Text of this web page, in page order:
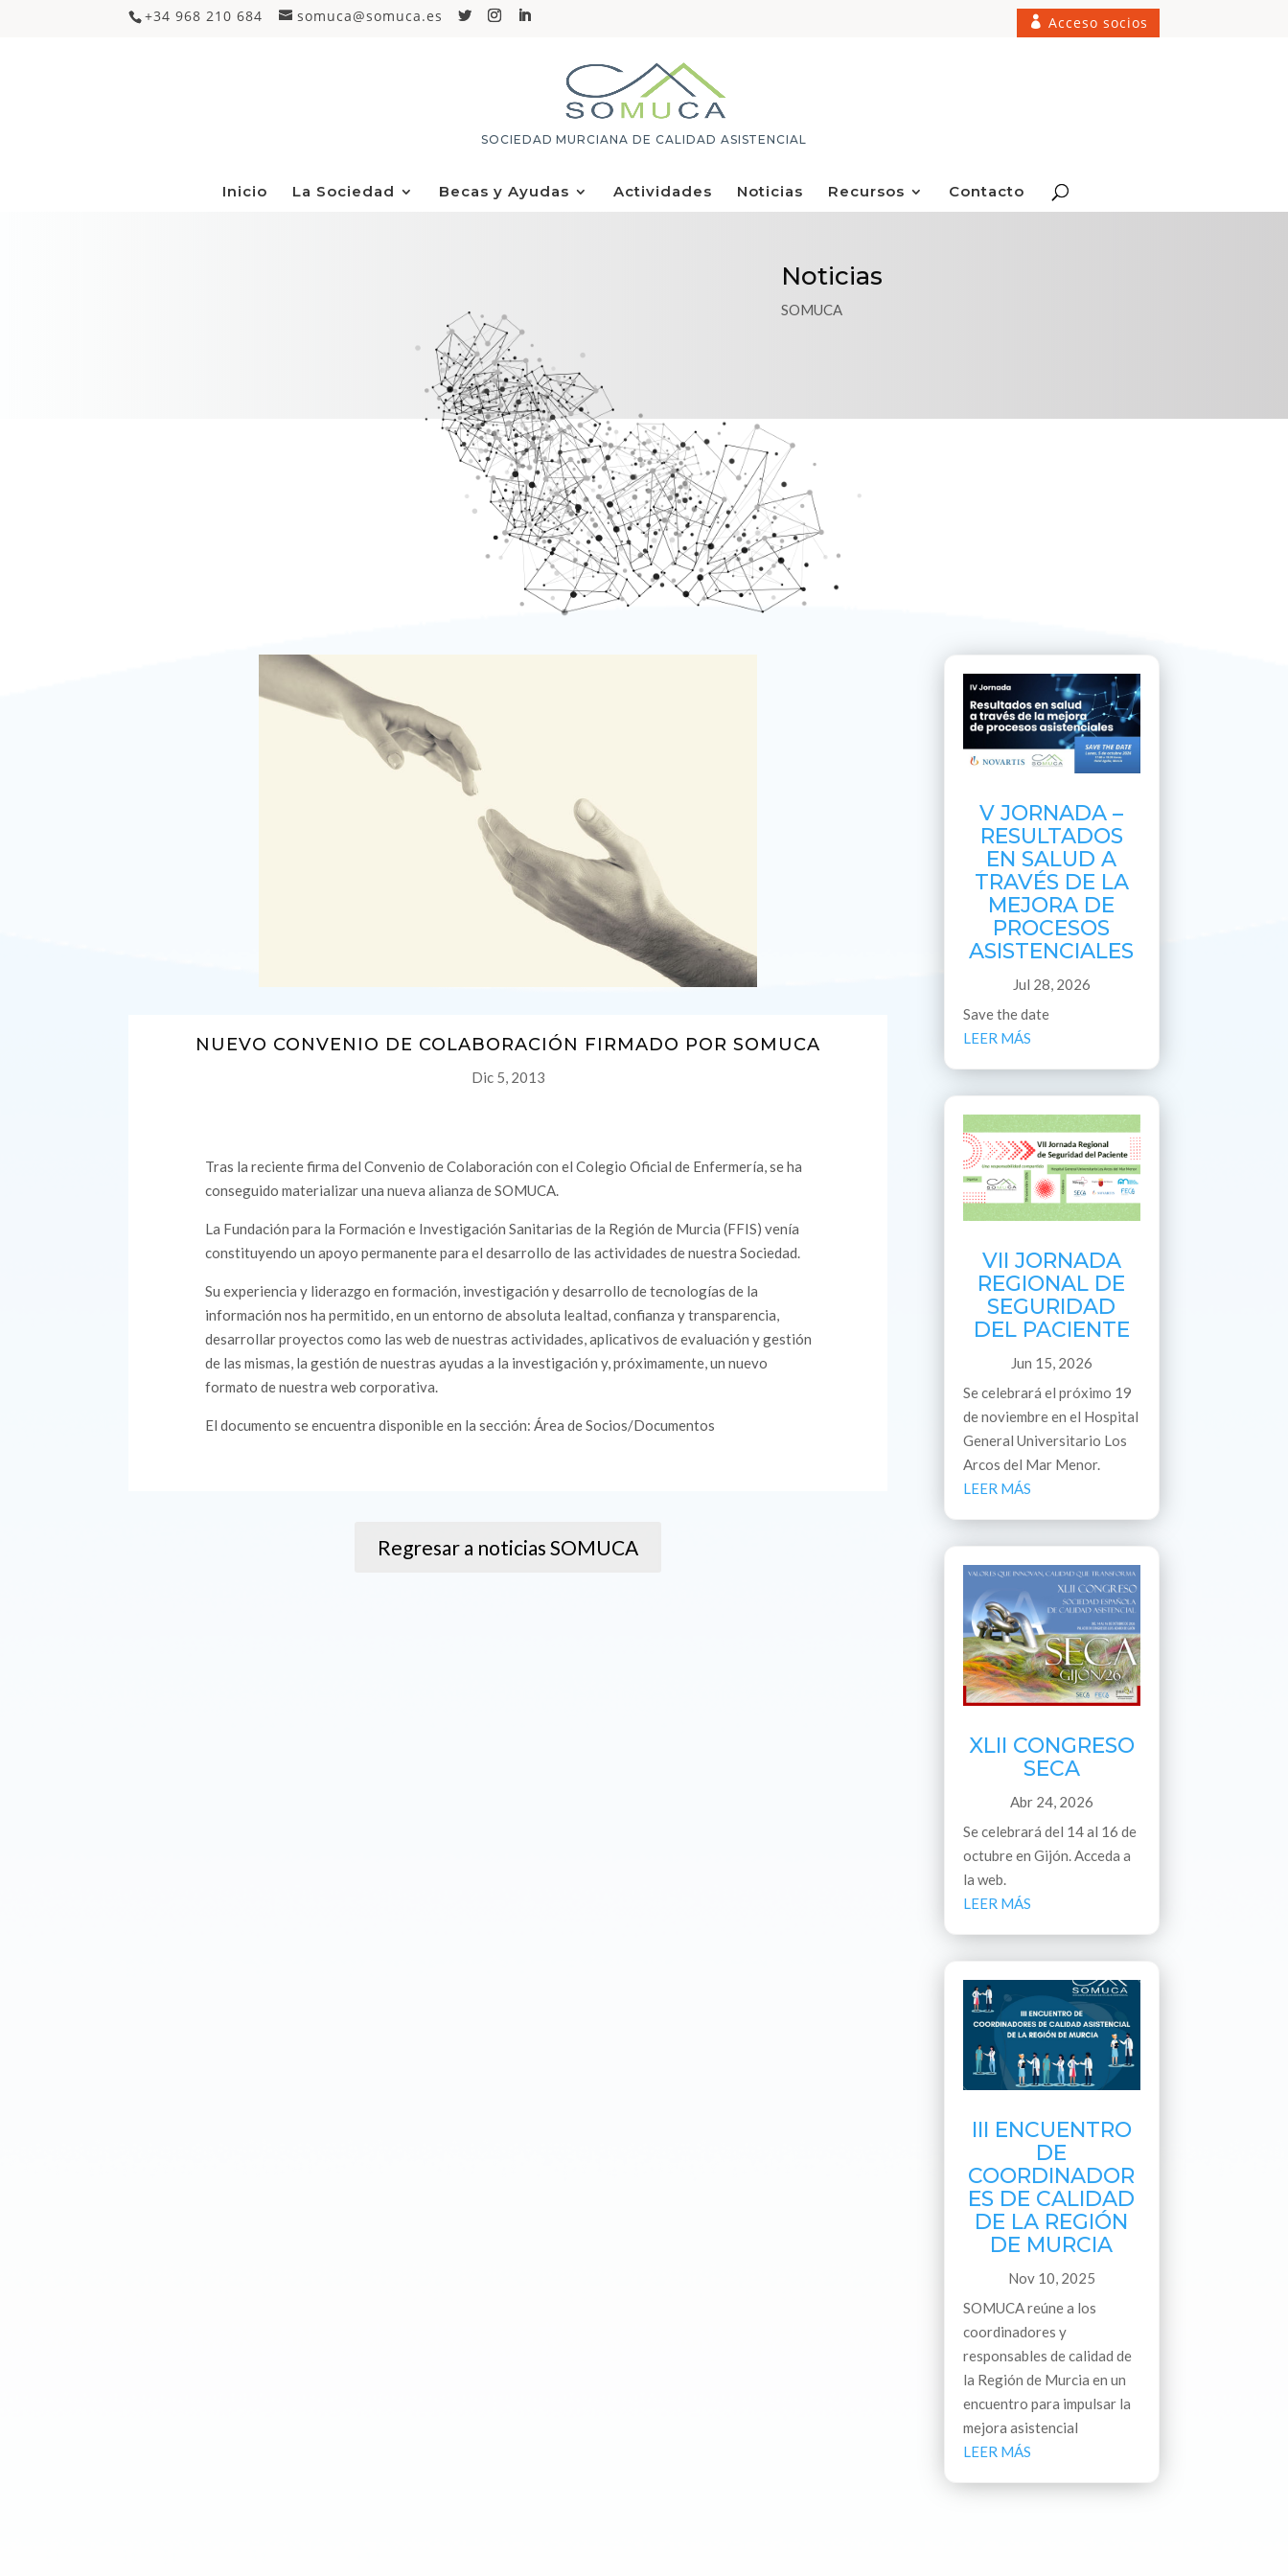
+34 968 210 684 somuca@somuca.es Acceso socios
SOCIEDAD MURCIANA DE CALIDAD ASISTENCIAL
Inicio La Sociedad Becas y Ayudas Actividades Noticias Recursos Contacto
Noticias
SOMUCA
NUEVO CONVENIO DE COLABORACIÓN FIRMADO POR SOMUCA
Dic 5, 2013
Tras la reciente firma del Convenio de Colaboración con el Colegio Oficial de Enfermería, se ha
conseguido materializar una nueva alianza de SOMUCA.
La Fundación para la Formación e Investigación Sanitarias de la Región de Murcia (FFIS) venía
constituyendo un apoyo permanente para el desarrollo de las actividades de nuestra Sociedad.
Su experiencia y liderazgo en formación, investigación y desarrollo de tecnologías de la
información nos ha permitido, en un entorno de absoluta lealtad, confianza y transparencia,
desarrollar proyectos como las web de nuestras actividades, aplicativos de evaluación y gestión
de las mismas, la gestión de nuestras ayudas a la investigación y, próximamente, un nuevo
formato de nuestra web corporativa.
El documento se encuentra disponible en la sección: Área de Socios/Documentos
Regresar a noticias SOMUCA
V JORNADA –
RESULTADOS
EN SALUD A
TRAVÉS DE LA
MEJORA DE
PROCESOS
ASISTENCIALES
Jul 28, 2026
Save the date
LEER MÁS
VII JORNADA
REGIONAL DE
SEGURIDAD
DEL PACIENTE
Jun 15, 2026
Se celebrará el próximo 19
de noviembre en el Hospital
General Universitario Los
Arcos del Mar Menor.
LEER MÁS
XLII CONGRESO
SECA
Abr 24, 2026
Se celebrará del 14 al 16 de
octubre en Gijón. Acceda a
la web.
LEER MÁS
III ENCUENTRO
DE
COORDINADOR
ES DE CALIDAD
DE LA REGIÓN
DE MURCIA
Nov 10, 2025
SOMUCA reúne a los
coordinadores y
responsables de calidad de
la Región de Murcia en un
encuentro para impulsar la
mejora asistencial
LEER MÁS